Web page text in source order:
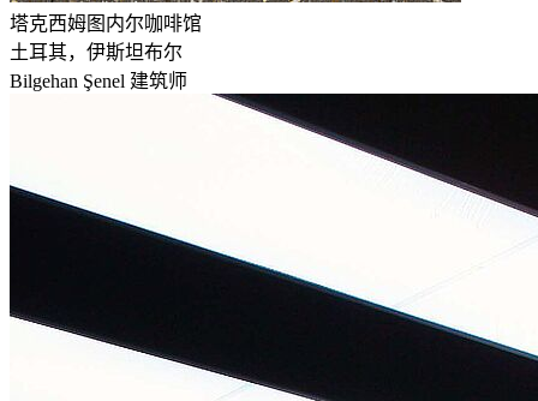
塔克西姆图内尔咖啡馆
土耳其，伊斯坦布尔
Bilgehan Şenel 建筑师